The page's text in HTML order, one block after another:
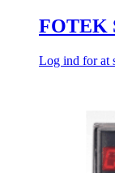
FOTEK
Log ind for at